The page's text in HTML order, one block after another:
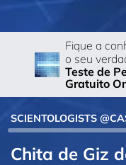
Fique a
o seu
Teste de
Gratuito
SCIENTOLOGISTS
Chita de Giz